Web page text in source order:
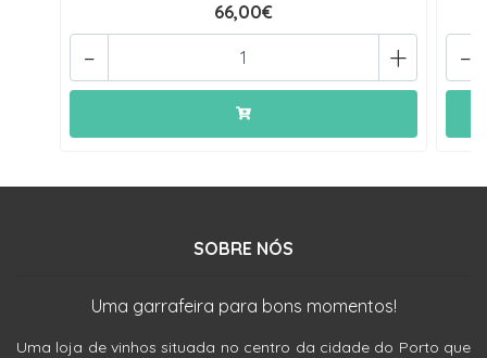
66,00€
+
- -
SOBRE NÓS
Uma garrafeira para bons momentos!
Uma loja de vinhos situada no centro da cidade do Porto que